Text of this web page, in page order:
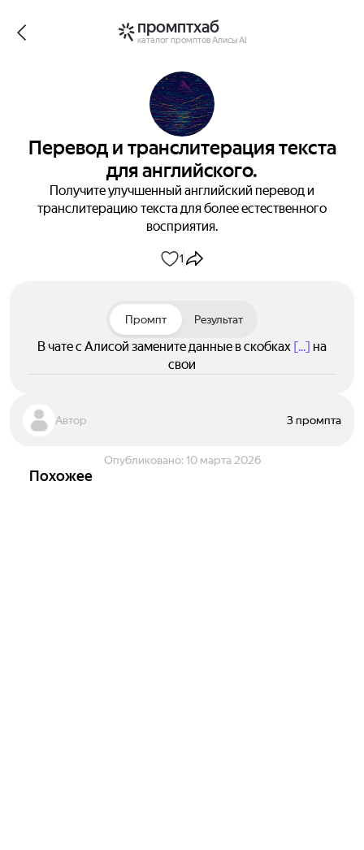
промптхаб
каталог промптов Алисы AI
Перевод и транслитерация текста
для английского.
Получите улучшенный английский перевод и
транслитерацию текста для более естественного
восприятия.
1
Промпт Результат
В чате с Алисой замените данные в скобках [...] на
свои
Автор 3 промпта
Опубликовано: 10 марта 2026
Похожее